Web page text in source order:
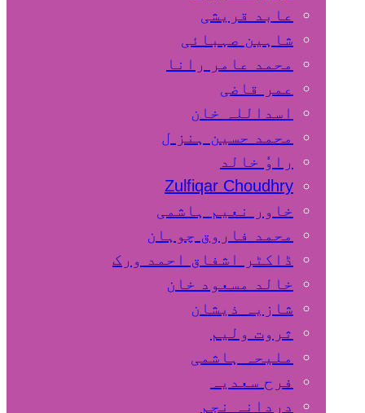
عابد قریشی
شاہین صہبائی
محمد عامر رانا
عمر قاضی
اسداللہ خان
محمد حسین ہنز ل
راوٗ خالد
Zulfiqar Choudhry
خاور نعیم ہاشمی
محمد فاروق چوہان
ڈاکٹر اشفاق احمد ورک
خالد مسعود خان
شازیہ ذیشان
ثروت ولیم
ملیحہ ہاشمی
فرح سعدیہ
دردانہ نجم